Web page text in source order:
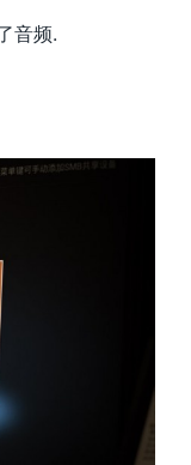
音频.